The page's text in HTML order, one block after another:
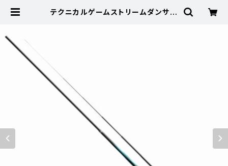
テクニカルゲームストリームダンサー